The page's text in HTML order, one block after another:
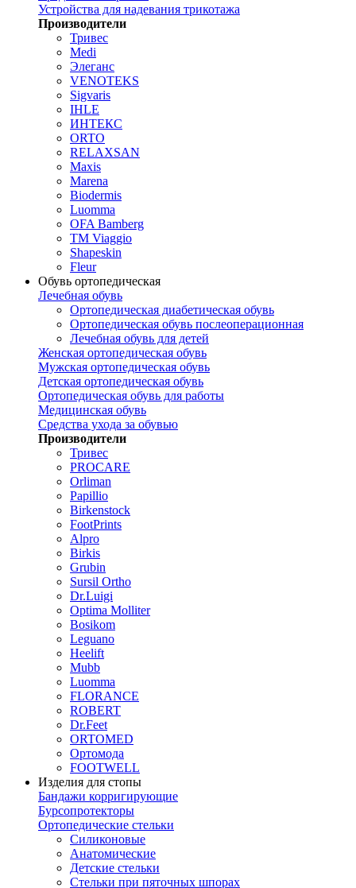
Устройства для надевания трикотажа
Производители
Тривес
Medi
Элеганс
VENOTEKS
Sigvaris
IHLE
ИНТЕКС
ORTO
RELAXSAN
Maxis
Marena
Biodermis
Luomma
OFA Bamberg
TM Viaggio
Shapeskin
Fleur
Обувь ортопедическая
Лечебная обувь
Ортопедическая диабетическая обувь
Ортопедическая обувь послеоперационная
Лечебная обувь для детей
Женская ортопедическая обувь
Мужская ортопедическая обувь
Детская ортопедическая обувь
Ортопедическая обувь для работы
Медицинская обувь
Средства ухода за обувью
Производители
Тривес
PROCARE
Orliman
Papillio
Birkenstock
FootPrints
Alpro
Birkis
Grubin
Sursil Ortho
Dr.Luigi
Optima Molliter
Bosikom
Leguano
Heelift
Mubb
Luomma
FLORANCE
ROBERT
Dr.Feet
ORTOMED
Ортомода
FOOTWELL
Изделия для стопы
Бандажи корригирующие
Бурсопротекторы
Ортопедические стельки
Силиконовые
Анатомические
Детские стельки
Стельки при пяточных шпорах